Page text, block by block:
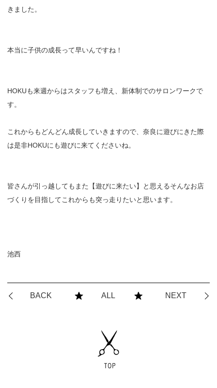
きました。
本当に子供の成長って早いんですね！
HOKUも来週からはスタッフも増え、新体制でのサロンワークで
す。
これからもどんどん成長していきますので、奈良に遊びにきた際
は是非HOKUにも遊びに来てくださいね。
皆さんが引っ越してもまた【遊びに来たい】と思えるそんなお店
づくりを目指してこれからも突っ走りたいと思います。
池西
BACK ALL NEXT